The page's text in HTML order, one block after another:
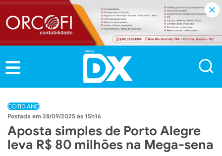
COTIDIANO
28/09/2025 às 15h16
Aposta simples de Porto Alegre
leva R$ 80 milhões na Mega-sena